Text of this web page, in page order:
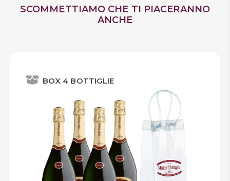
SCOMMETTIAMO CHE TI PIACERANNO
ANCHE
BOX 4 BOTTIGLIE